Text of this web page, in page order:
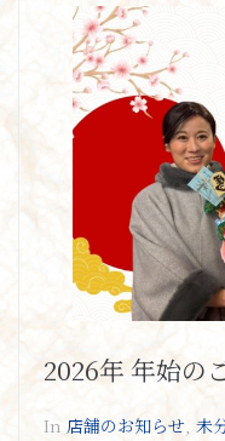
2026年 年始の
In 店舗のお知らせ, 未